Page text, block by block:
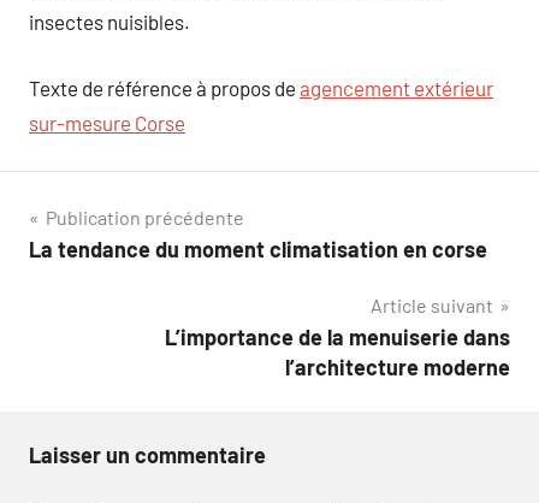
insectes nuisibles.
Texte de référence à propos de agencement extérieur
sur-mesure Corse
Navigation
de
Publication précédente
La tendance du moment climatisation en corse
Article suivant
L’importance de la menuiserie dans
l’architecture moderne
Laisser un commentaire